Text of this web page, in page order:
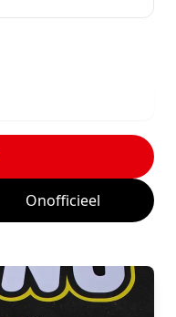
Onofficieel